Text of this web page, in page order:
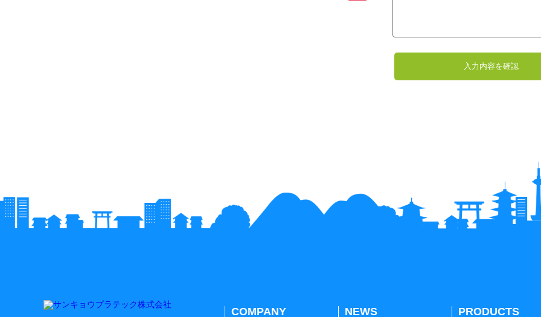
COMPANY NEWS PRODUCTS